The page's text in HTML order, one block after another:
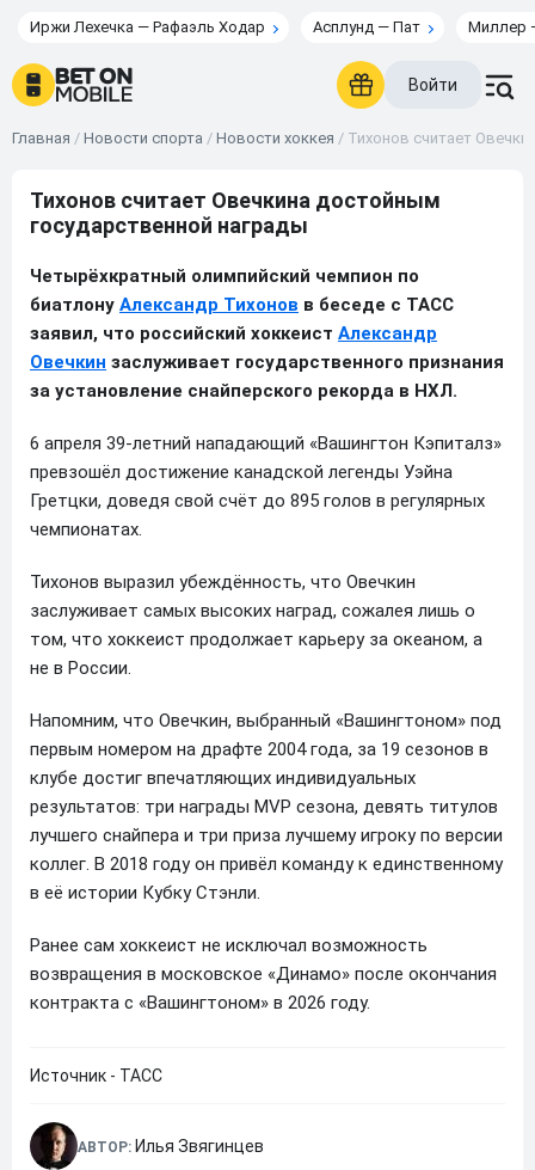
Иржи Лехечка — Рафаэль Ходар Асплунд — Пат Миллер
Войти
Главная / Новости спорта / Новости хоккея / Тихонов считает
Тихонов считает Овечкина достойным
государственной награды
Четырёхкратный олимпийский чемпион по
биатлону Александр Тихонов в беседе с ТАСС
заявил, что российский хоккеист Александр
Овечкин заслуживает государственного признания
за установление снайперского рекорда в НХЛ.
6 апреля 39-летний нападающий «Вашингтон Кэпиталз»
превзошёл достижение канадской легенды Уэйна
Гретцки, доведя свой счёт до 895 голов в регулярных
чемпионатах.
Тихонов выразил убеждённость, что Овечкин
заслуживает самых высоких наград, сожалея лишь о
том, что хоккеист продолжает карьеру за океаном, а
не в России.
Напомним, что Овечкин, выбранный «Вашингтоном» под
первым номером на драфте 2004 года, за 19 сезонов в
клубе достиг впечатляющих индивидуальных
результатов: три награды MVP сезона, девять титулов
лучшего снайпера и три приза лучшему игроку по версии
коллег. В 2018 году он привёл команду к единственному
в её истории Кубку Стэнли.
Ранее сам хоккеист не исключал возможность
возвращения в московское «Динамо» после окончания
контракта с «Вашингтоном» в 2026 году.
Источник - ТАСС
АВТОР: Илья Звягинцев